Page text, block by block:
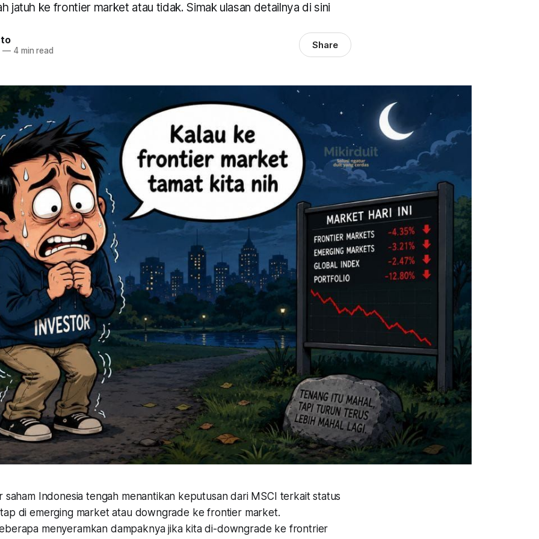
jatuh ke frontier market atau tidak. Simak ulasan detailnya di sini
—4 min read Share
saham Indonesia tengah menantikan keputusan dari MSCI terkait status
di emerging market atau downgrade ke frontier market.
menyeramkan dampaknya jika kita di-downgrade ke frontrier